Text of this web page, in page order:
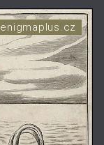
enigmaplus.cz